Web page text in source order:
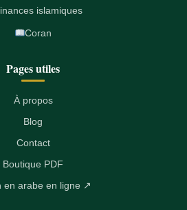
islamiques
Coran
Pages utiles
À propos
Blog
Contact
Boutique PDF
en arabe en ligne ↗